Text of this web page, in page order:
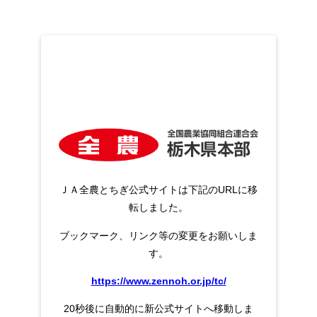
ＪＡ全農とちぎ公式サイトは下記のURLに移
転しました。
ブックマーク、リンク等の変更をお願いしま
す。
https://www.zennoh.or.jp/tc/
20秒後に自動的に新公式サイトへ移動しま